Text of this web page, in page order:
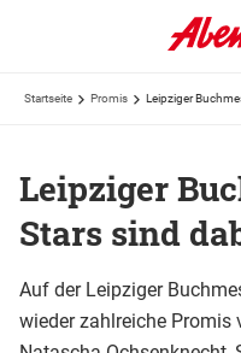
Startseite Promis Leipziger
Leipziger
Stars sind
Auf der Leipziger
wieder zahlreiche Promis